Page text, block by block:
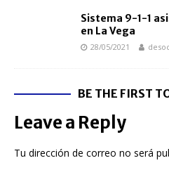
Sistema 9-1-1
en La Vega
28/05/2021
BE THE FIRST
Leave a Reply
Tu dirección de correo no será